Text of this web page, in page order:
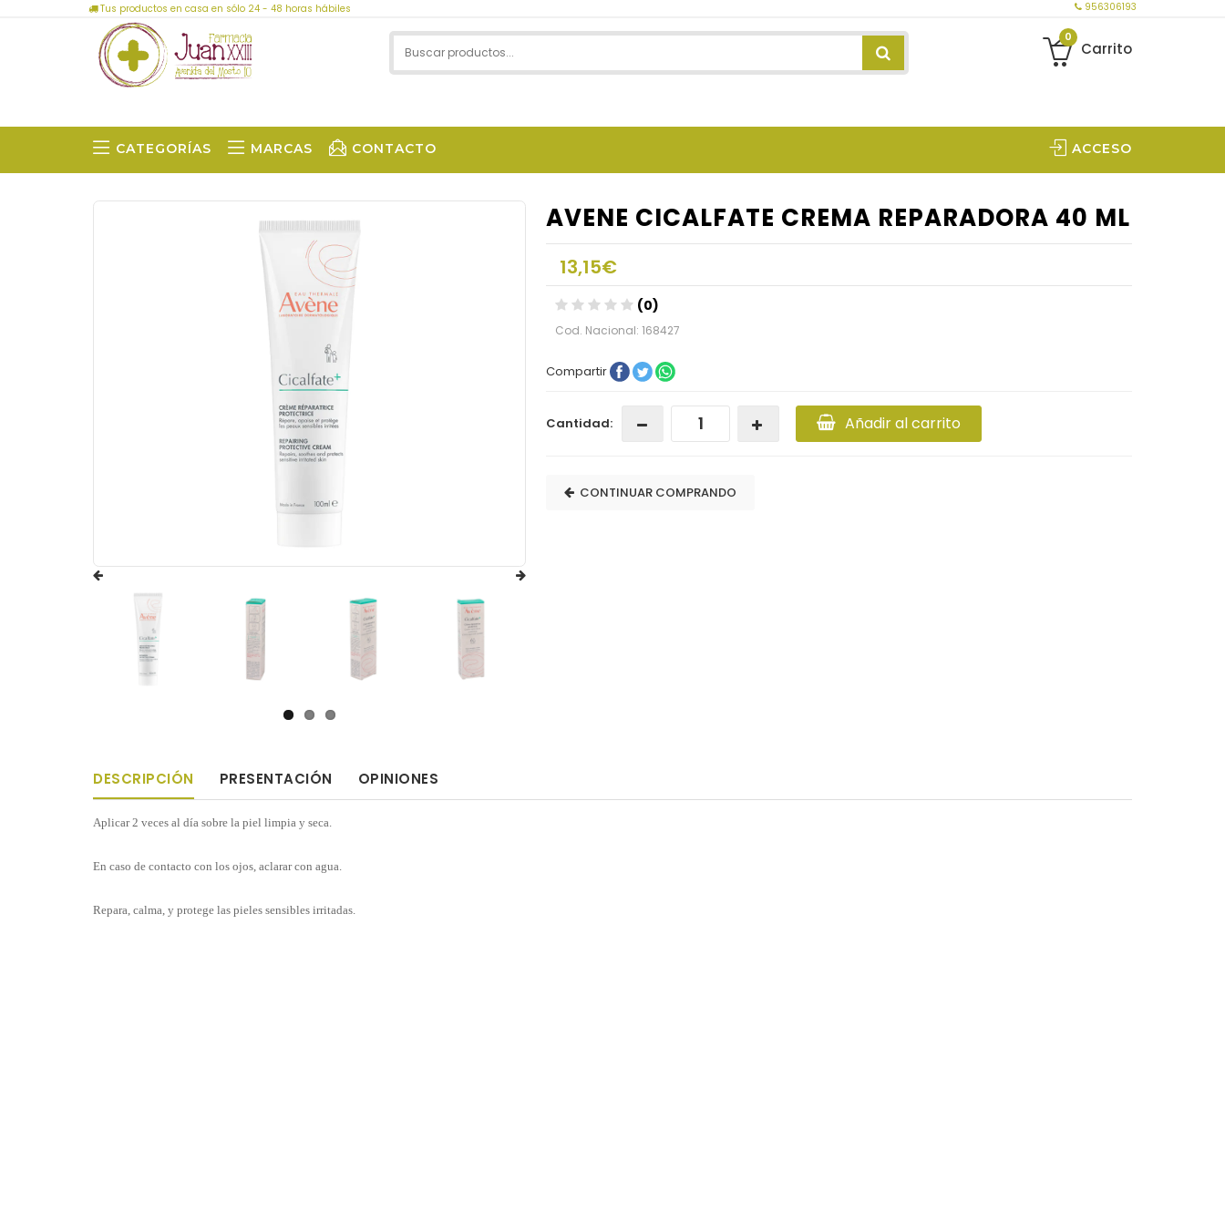
Tus productos en casa en sólo 24 - 48 horas hábiles 956306193
0
Carrito
CATEGORÍAS MARCAS CONTACTO ACCESO
AVENE CICALFATE CREMA REPARADORA 40 ML
13,15€
(0)
Cod. Nacional: 168427
Compartir
Cantidad: Añadir al carrito
CONTINUAR COMPRANDO
DESCRIPCIÓN PRESENTACIÓN OPINIONES
Aplicar 2 veces al día sobre la piel limpia y seca.
En caso de contacto con los ojos, aclarar con agua.
Repara, calma, y protege las pieles sensibles irritadas.